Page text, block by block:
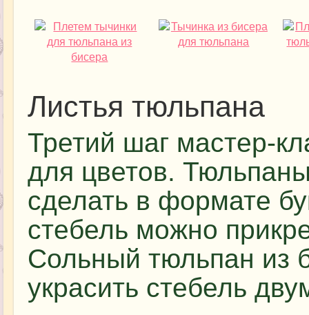
Листья тюльпана
Третий шаг мастер-
для цветов.
сделать в формате
стебель можно
Сольный тюльпан из
украсить стебель